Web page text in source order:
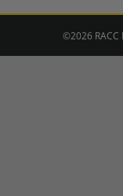
©2026